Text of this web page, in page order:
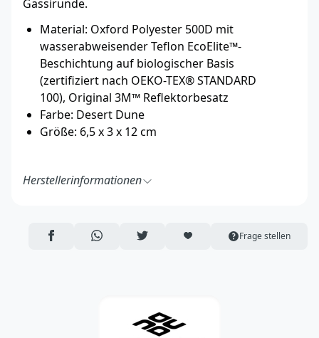
Gassirunde.
Material: Oxford Polyester 500D mit
wasserabweisender Teflon EcoElite™-
Beschichtung auf biologischer Basis
(zertifiziert nach OEKO-TEX® STANDARD
100), Original 3M™ Reflektorbesatz
Farbe: Desert Dune
Größe: 6,5 x 3 x 12 cm
Herstellerinformationen
https://dogcopenhagen.com/en/
hello@dogcopenhagen.com
AUF FACEBOOK TEILEN
ÜBER WHATSAPP TEILEN
AUF TWITTER TEILENARTIKEL AUF DIE MERKLISTE
Frage stellen